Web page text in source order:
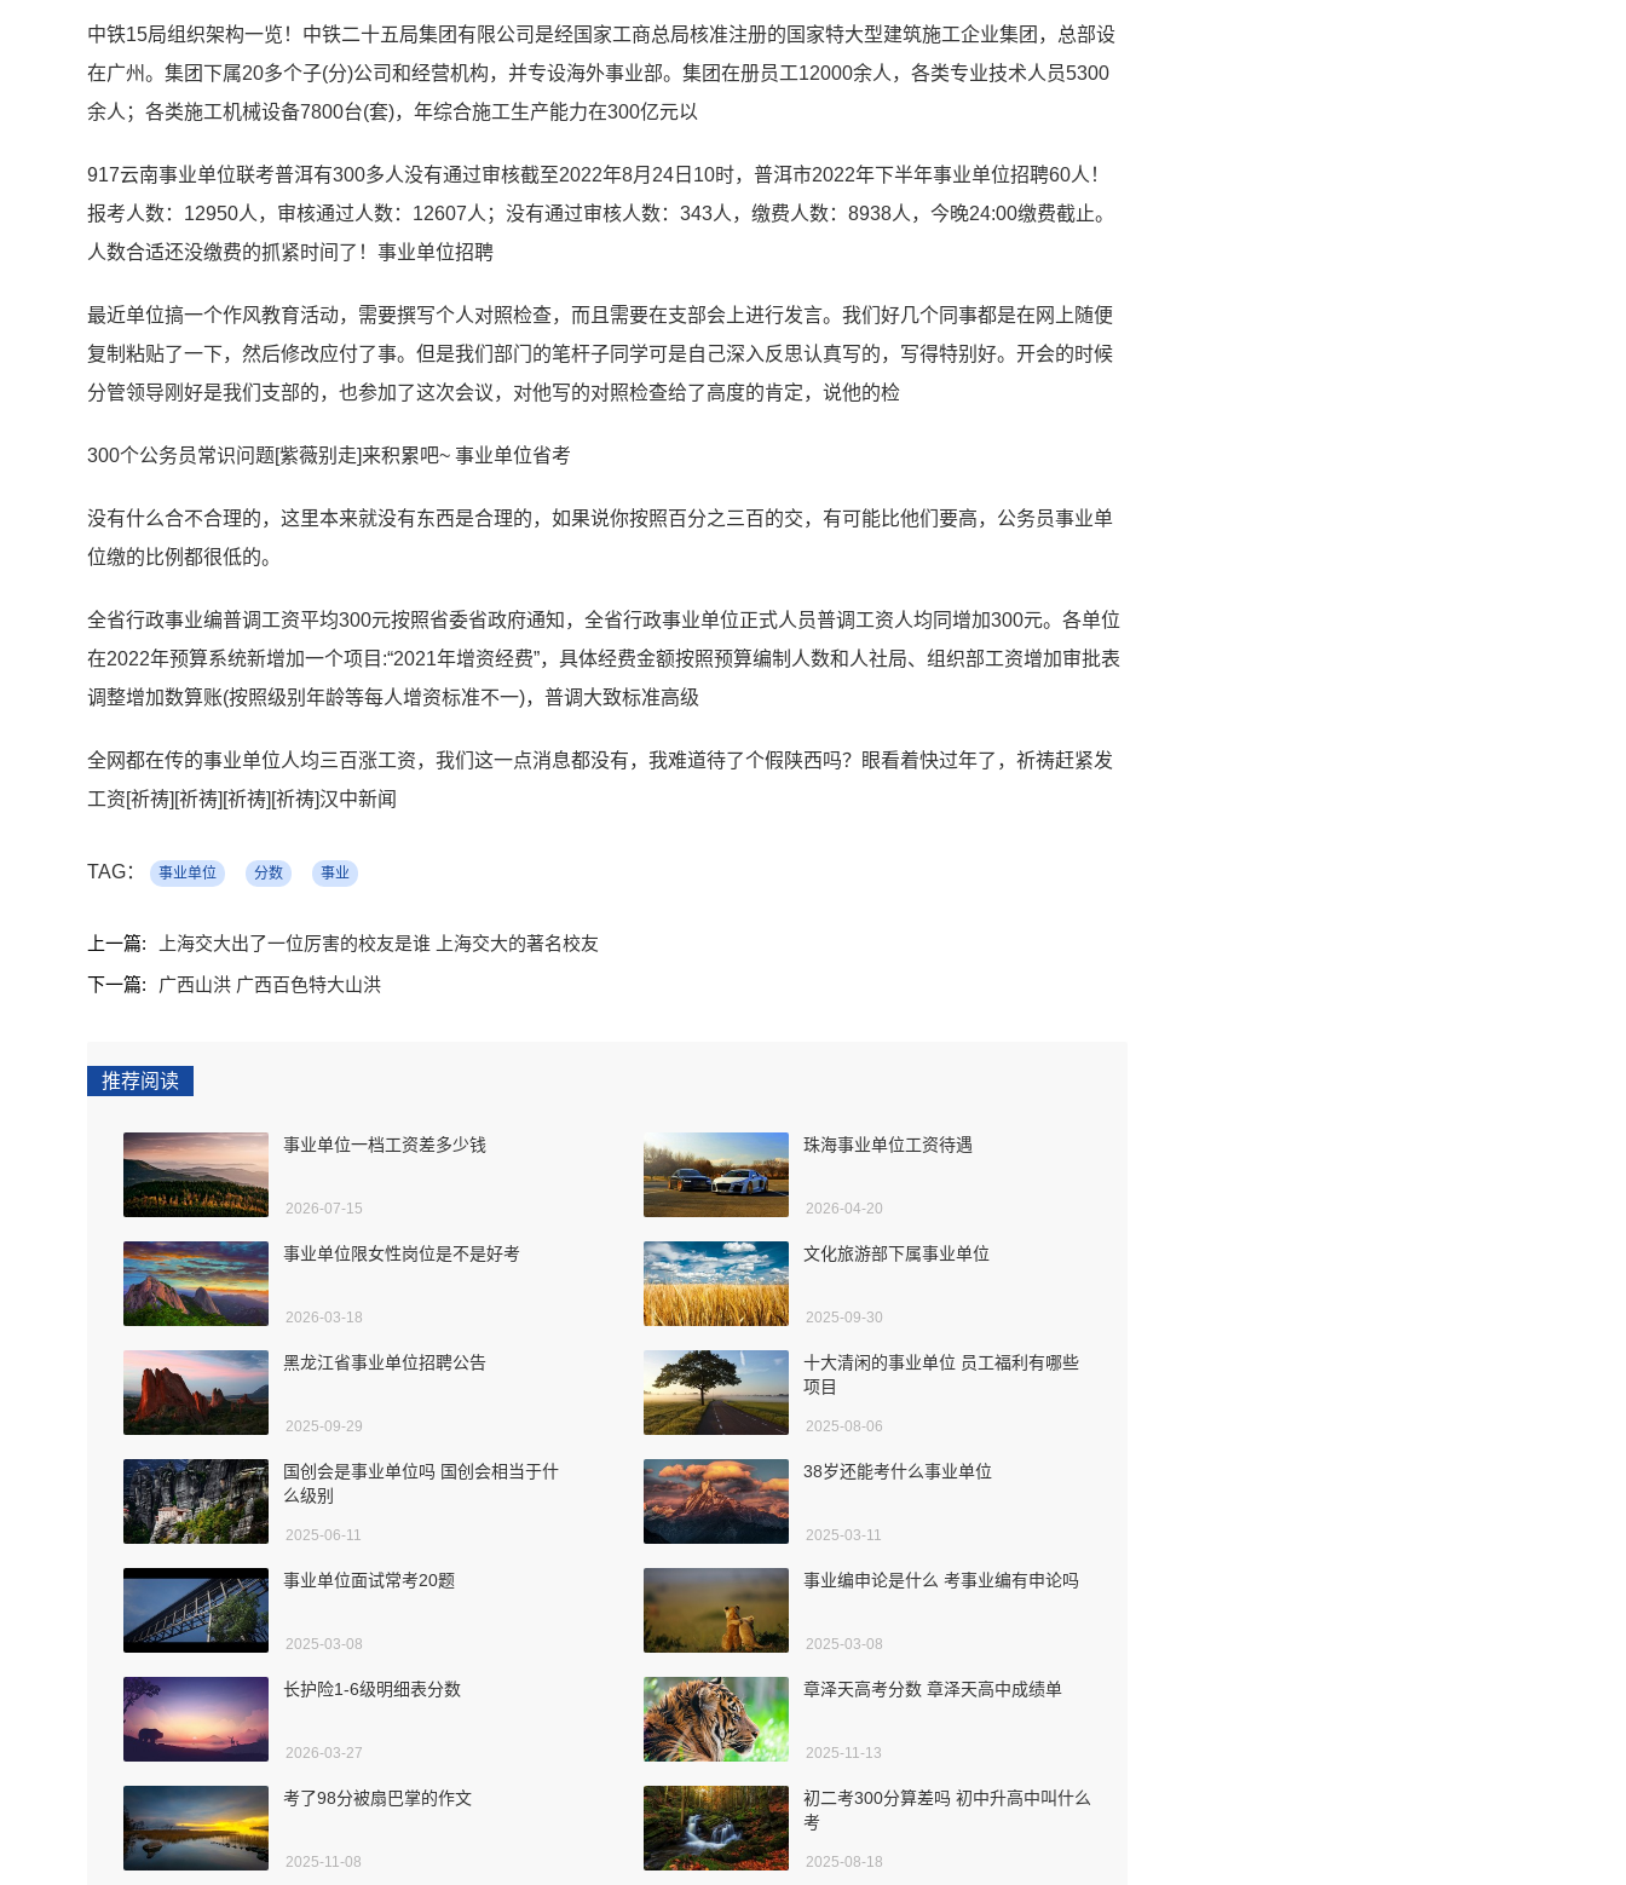
中铁15局组织架构一览！中铁二十五局集团有限公司是经国家工商总局核准注册的国家特大型建筑施工企业集团，总部设
在广州。集团下属20多个子(分)公司和经营机构，并专设海外事业部。集团在册员工12000余人，各类专业技术人员5300
余人；各类施工机械设备7800台(套)，年综合施工生产能力在300亿元以
917云南事业单位联考普洱有300多人没有通过审核截至2022年8月24日10时，普洱市2022年下半年事业单位招聘60人！
报考人数：12950人，审核通过人数：12607人；没有通过审核人数：343人，缴费人数：8938人，今晚24:00缴费截止。
人数合适还没缴费的抓紧时间了！事业单位招聘
最近单位搞一个作风教育活动，需要撰写个人对照检查，而且需要在支部会上进行发言。我们好几个同事都是在网上随便
复制粘贴了一下，然后修改应付了事。但是我们部门的笔杆子同学可是自己深入反思认真写的，写得特别好。开会的时候
分管领导刚好是我们支部的，也参加了这次会议，对他写的对照检查给了高度的肯定，说他的检
300个公务员常识问题[紫薇别走]来积累吧~ ​​​事业单位省考
没有什么合不合理的，这里本来就没有东西是合理的，如果说你按照百分之三百的交，有可能比他们要高，公务员事业单
位缴的比例都很低的。
全省行政事业编普调工资平均300元按照省委省政府通知，全省行政事业单位正式人员普调工资人均同增加300元。各单位
在2022年预算系统新增加一个项目:“2021年增资经费”，具体经费金额按照预算编制人数和人社局、组织部工资增加审批表
调整增加数算账(按照级别年龄等每人增资标准不一)，普调大致标准高级
全网都在传的事业单位人均三百涨工资，我们这一点消息都没有，我难道待了个假陕西吗？眼看着快过年了，祈祷赶紧发
工资[祈祷][祈祷][祈祷][祈祷]汉中新闻
TAG： 事业单位 分数 事业
上一篇:
上海交大出了一位厉害的校友是谁 上海交大的著名校友
下一篇:
广西山洪 广西百色特大山洪
推荐阅读
事业单位一档工资差多少钱
2026-07-15
珠海事业单位工资待遇
2026-04-20
事业单位限女性岗位是不是好考
2026-03-18
文化旅游部下属事业单位
2025-09-30
黑龙江省事业单位招聘公告
2025-09-29
十大清闲的事业单位 员工福利有哪些
项目
2025-08-06
国创会是事业单位吗 国创会相当于什
么级别
2025-06-11
38岁还能考什么事业单位
2025-03-11
事业单位面试常考20题
2025-03-08
事业编申论是什么 考事业编有申论吗
2025-03-08
长护险1-6级明细表分数
2026-03-27
章泽天高考分数 章泽天高中成绩单
2025-11-13
考了98分被扇巴掌的作文
2025-11-08
初二考300分算差吗 初中升高中叫什么
考
2025-08-18